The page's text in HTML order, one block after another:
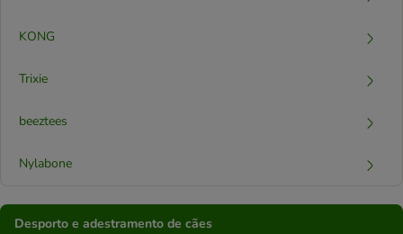
KONG
Trixie
beeztees
Nylabone
Desporto e adestramento de cães